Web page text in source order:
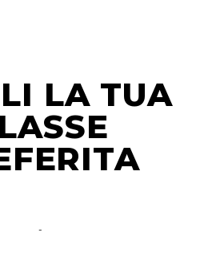
LA TUA
-